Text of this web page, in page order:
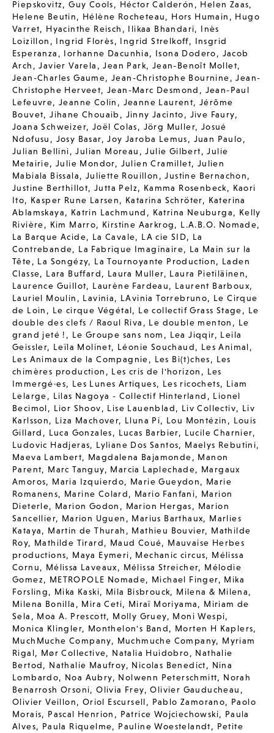
Piepskovitz,Guy Cools, Héctor Calderón , Helen Zaas,
Helene Beutin, Hélène Rocheteau, Hors Humain , Hugo
Varret, Hyacinthe Reisch , Ilikaa Bhandari, Inès
Loizillon , Ingrid Florès, Ingrid Strelkoff, Insgrid
Esperanza , Iorhanne Dacunhia, Isona Dodero, Jacob
Arch ,Javier Varela ,Jean Park, Jean-Benoît Mollet,
Jean-Charles Gaume,Jean-Christophe Bournine,Jean-
Christophe Herveet,Jean-Marc Desmond , Jean-Paul
Lefeuvre,Jeanne Colin , Jeanne Laurent,Jérôme
Bouvet,Jihane Chouaib , Jinny Jacinto, Jive Faury,
Joana Schweizer, Joël Colas, Jörg Muller, Josué
Ndofusu , Josy Basar,Joy Jaroba Lemus, Juan Paulo,
Julian Bellini,Julian Moreau ,Julie Gilbert,Julie
Metairie,Julie Mondor, Julien Cramillet, Julien
Mabiala Bissala, Juliette Rouillon ,Justine Bernachon,
Justine Berthillot,Jutta Pelz, Kamma Rosenbeck, Kaori
Ito, Kasper Rune Larsen, Katarina Schröter, Katerina
Ablamskaya, Katrin Lachmund , Katrina Neuburga, Kelly
Rivière, Kim Marro, Kirstine Aarkrog, L.A.B.O. Nomade,
La Barque Acide, La Cavale, LA cie SID, La
Contrebande, La Fabrique Imaginaire, La Main sur la
Tête, La Songézy, La Tournoyante Production, Laden
Classe, Lara Buffard, Laura Muller, Laura Pietiläinen,
Laurence Guillot, Laurène Fardeau, Laurent Barboux,
Lauriel Moulin , Lavinia, LAvinia Torrebruno, Le Cirque
de Loin , Le cirque Végétal, Le collectif Grass Stage, Le
double des clefs / Raoul Riva , Le double menton , Le
grand jeté ! , Le Groupe sans nom , Lea Jiqqir, Leila
Geissler, Leïla Molinet, Léonie Souchaud, Les Animal,
Les Animaux de la Compagnie, Les Bi(t)ches, Les
chimères production , Les cris de l'horizon , Les
Immergé·es, Les Lunes Artiques, Les ricochets, Liam
Lelarge, Lilas Nagoya - Collectif Hinterland , Lionel
Becimol, Lior Shoov, Lise Lauenblad, Liv Collectiv, Liv
Karlsson, Liza Machover, Lluna Pi, Lou Montézin , Louis
Gillard , Luca Gonzales, Lucas Barbier, Lucile Charnier,
Ludovic Hadjeras, Lyliane Dos Santos, Maelys Rebutini,
Maeva Lambert, Magdalena Bajamonde, Manon
Parent, Marc Tanguy, Marcia Laplechade, Margaux
Amoros, Maria Izquierdo, Marie Gueydon, Marie
Romanens, Marine Colard, Mario Fanfani, Marion
Dieterle, Marion Godon , Marion Hergas, Marion
Sancellier, Marion Uguen , Marius Barthaux, Marlies
Kataya, Martin de Thurah , Mathieu Bouvier, Mathilde
Roy, Mathilde Tirard, Maud Coué, Mauvaise Herbes
productions, Maya Eymeri, Mechanic circus, Mélissa
Cornu, Mélissa Laveaux, Mélissa Streicher, Mélodie
Gomez, METROPOLE Nomade, Michael Finger, Mika
Forsling, Mika Kaski, Mila Bisbrouck, Milena & Milena,
Milena Bonilla , Mira Ceti, Miraï Moriyama, Miriam de
Sela , Moa A. Prescott, Molly Gruey, Moni Wespi,
Monica Klingler, Monthelon's Band, Morten H Kaplers,
MuchMuche Company, Muchmuche Company, Myriam
Rigal, Mør Collective,Natalia Huidobro,Nathalie
Bertod,Nathalie Maufroy,Nicolas Benedict, Nina
Lombardo,Noa Aubry,Nolwenn Peterschmitt,Norah
Benarrosh Orsoni,Olivia Frey,Olivier Gauducheau ,
Olivier Veillon, Oriol Escursell, Pablo Zamorano, Paolo
Morais, Pascal Henrion , Patrice Wojciechowski, Paula
Alves, Paula Riquelme, Pauline Woestelandt, Petite